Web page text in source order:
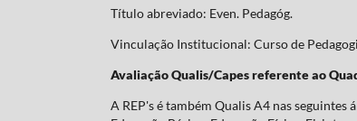
Título abreviado: Even. Pedagóg.
Vinculação Institucional: Curso de
Avaliação Qualis/Capes referente ao
A REP's é também Qualis A4 nas